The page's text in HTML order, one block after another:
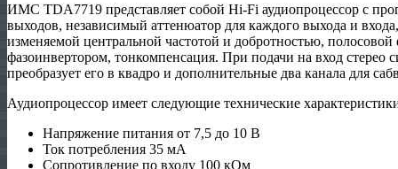
ИМС TDA7719 представляет собой Hi-Fi аудиопроцессор с
выходов, независимый аттенюатор для каждого выхода и
изменяемой центральной частотой и добротностью,
фазоинвертором, тонкомпенсация. При подачи на вход стерео
преобразует его в квадро и дополнительные два канала для
Аудиопроцессор имеет следующие технические
Напряжение питания от 7,5 до 10 В
Ток потребления 35 мА
Сопротивление по входу 100 кОм